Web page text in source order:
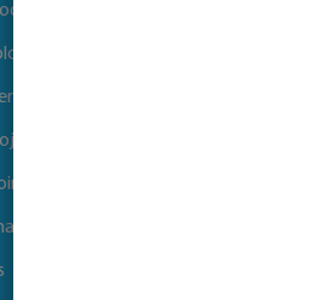
verantwoord ondernemen